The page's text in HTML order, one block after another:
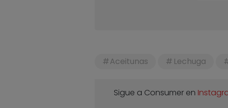
Aceitunas Lechuga
Sigue a Consumer en